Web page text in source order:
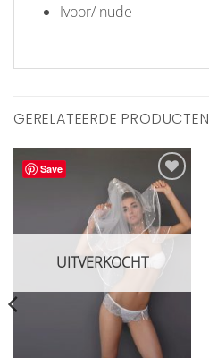
Ivoor/ nude
GERELATEERDE PRODUCTEN
Save
Aan
verlanglijst
toevoegen
UITVERKOCHT